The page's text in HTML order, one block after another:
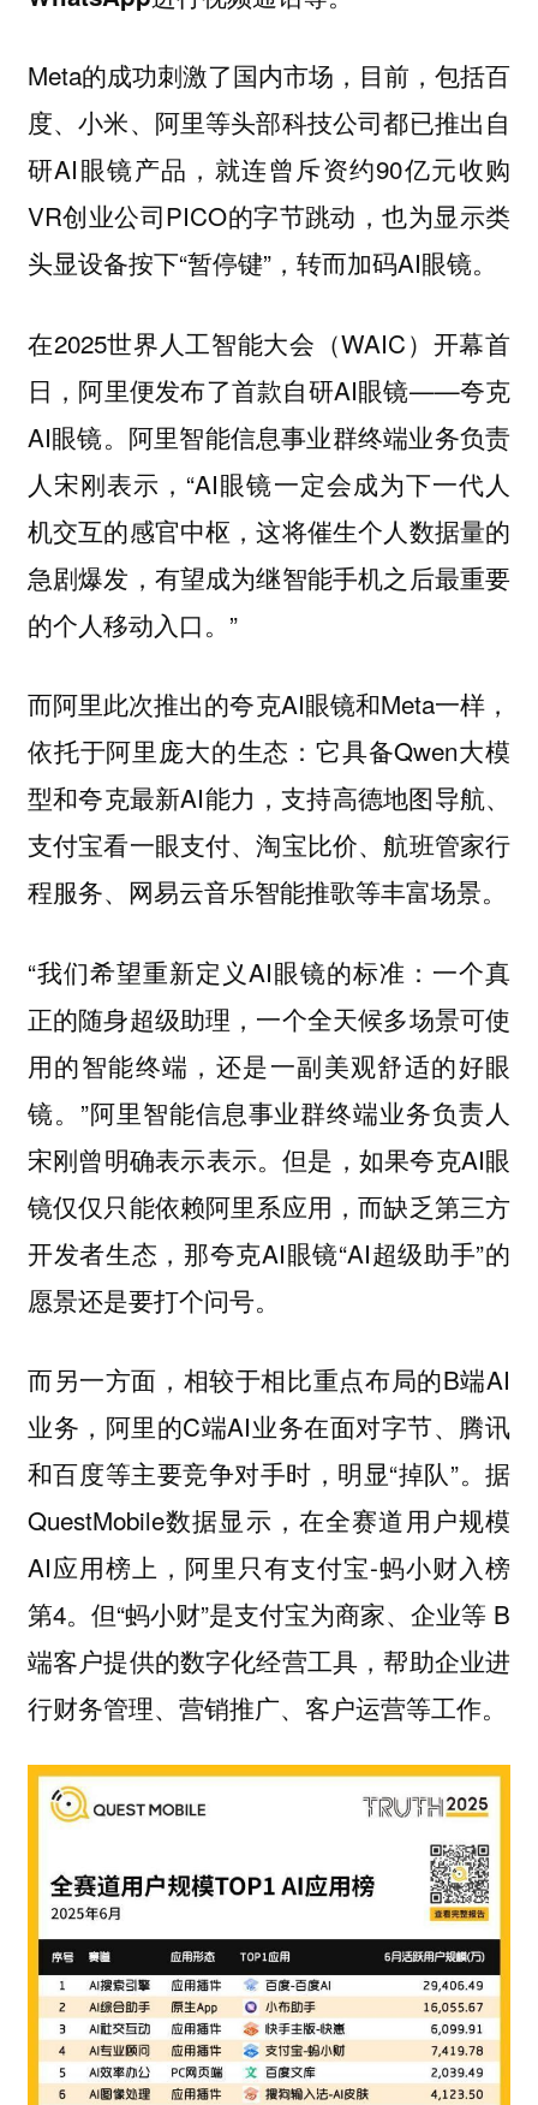
Meta的成功刺激了国内市场，目前，包括百
度、小米、阿里等头部科技公司都已推出自
研AI眼镜产品，就连曾斥资约90亿元收购
VR创业公司PICO的字节跳动，也为显示类
头显设备按下“暂停键”，转而加码AI眼镜。
在2025世界人工智能大会（WAIC）开幕首
日，阿里便发布了首款自研AI眼镜——夸克
AI眼镜。阿里智能信息事业群终端业务负责
人宋刚表示，“AI眼镜一定会成为下一代人
机交互的感官中枢，这将催生个人数据量的
急剧爆发，有望成为继智能手机之后最重要
的个人移动入口。”
而阿里此次推出的夸克AI眼镜和Meta一样，
依托于阿里庞大的生态：它具备Qwen大模
型和夸克最新AI能力，支持高德地图导航、
支付宝看一眼支付、淘宝比价、航班管家行
程服务、网易云音乐智能推歌等丰富场景。
“我们希望重新定义AI眼镜的标准：一个真
正的随身超级助理，一个全天候多场景可使
用的智能终端，还是一副美观舒适的好眼
镜。”阿里智能信息事业群终端业务负责人
宋刚曾明确表示表示。但是，如果夸克AI眼
镜仅仅只能依赖阿里系应用，而缺乏第三方
开发者生态，那夸克AI眼镜“AI超级助手”的
愿景还是要打个问号。
而另一方面，相较于相比重点布局的B端AI
业务，阿里的C端AI业务在面对字节、腾讯
和百度等主要竞争对手时，明显“掉队”。据
QuestMobile数据显示，在全赛道用户规模
AI应用榜上，阿里只有支付宝-蚂小财入榜
第4。但“蚂小财”是支付宝为商家、企业等 B
端客户提供的数字化经营工具，帮助企业进
行财务管理、营销推广、客户运营等工作。